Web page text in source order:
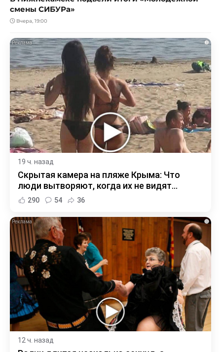
смены СИБУРа»
Вчера, 19:00
i
19 ч. назад
Скрытая камера на пляже Крыма: Что
люди вытворяют, когда их не видят...
290 54 36
i
12 ч. назад